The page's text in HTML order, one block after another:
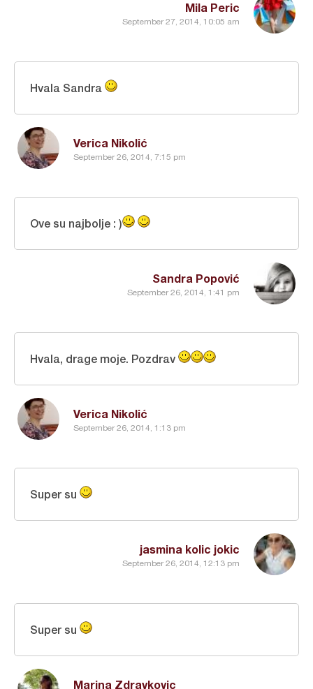
Mila Peric
September 27, 2014, 10:05 am
Verica Nikolić
September 26, 2014, 7:15 pm
Hvala Sandra
Sandra Popović
September 26, 2014, 1:41 pm
Ove su najbolje : )
Verica Nikolić
September 26, 2014, 1:13 pm
Hvala, drage moje. Pozdrav
jasmina kolic jokic
September 26, 2014, 12:13 pm
Super su
Marina Zdravkovic
Super su